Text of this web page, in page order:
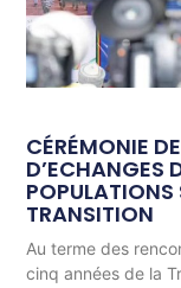
CÉRÉMONIE
D’ECHANGES
POPULATIONS
TRANSITION
Au terme des
cinq années de la